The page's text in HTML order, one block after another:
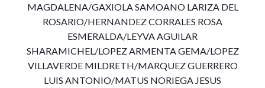
MAGDALENA/GAXIOLA SAMOANO LARIZA DEL
ROSARIO/HERNANDEZ CORRALES ROSA
ESMERALDA/LEYVA AGUILAR
SHARAMICHEL/LOPEZ ARMENTA GEMA/LOPEZ
VILLAVERDE MILDRETH/MARQUEZ GUERRERO
LUIS ANTONIO/MATUS NORIEGA JESUS